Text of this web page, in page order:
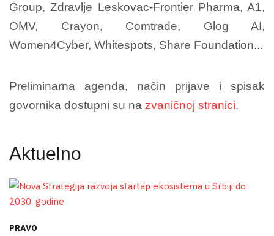
Group, Zdravlje Leskovac-Frontier Pharma, A1,
OMV, Crayon, Comtrade, Glog AI,
Women4Cyber, Whitespots, Share Foundation...
Preliminarna agenda, način prijave i spisak
govornika dostupni su na zvaničnoj stranici.
Aktuelno
PRAVO